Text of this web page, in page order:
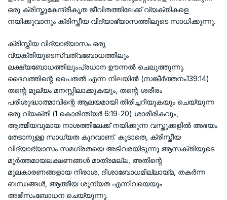
ഒരു ക്രിസ്തുകേന്ദ്രീകൃത ജീവിതത്തിലേക്ക് വ്യക്തികളെ
നയിക്കുവാനും ക്രിസ്തീയ വിദ്യാഭ്യാസത്തിലൂടെ സാധിക്കുന്നു.
ക്രിസ്തീയ വിദ്യാഭ്യാസം ഒരു
വ്യക്തിയുടെസ്വത്വബോധത്തിലും
ലക്ഷ്യബോധത്തിലുംപ്രധാന ഊന്നൽ ചെലുത്തുന്നു.
ദൈവത്തിന്റെ പൈതൽ എന്ന നിലയിൽ (സങ്കീർത്തനം139:14)
തന്റെ മൂല്യം മനസ്സിലാക്കുകയും, തന്റെ ശരീരം
പരിശുദ്ധാത്മാവിന്റെ ആലയമായി തിരിച്ചറിയുകയും ചെയ്യുന്ന
ഒരു വ്യക്തി (1 കൊരിന്ത്യർ 6:19-20) ശാരീരികവും,
ആത്മീയവുമായ നാശത്തിലേക്ക് നയിക്കുന്ന വസ്തുക്കളിൽ അഭയം
തേടാനുള്ള സാധ്യത കുറവാണ്. കൂടാതെ, ക്രിസ്തീയ
വിദ്യാഭ്യാസം സമഗ്രതയെ അടിവരയിടുന്നു ആസക്തിയുടെ
മൂർത്തമായലക്ഷണങ്ങൾ മാത്രമല്ല, അതിന്റെ
മൂലകാരണങ്ങളായ നിരാശ, ദിശാബോധമില്ലായ്മ, തകർന്ന
ബന്ധങ്ങൾ, ആത്മീയ ശൂന്യത എന്നിവയെയും
അഭിസംബോധന ചെയ്യുന്നു.